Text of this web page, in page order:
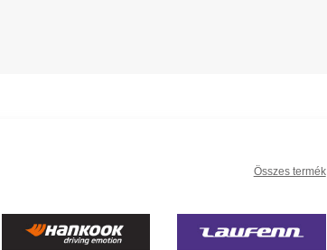
Összes termék